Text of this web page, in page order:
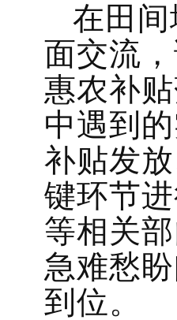
在田
面交流
惠农补
中遇到
补贴发
键环节
等相关
急难愁
到位。